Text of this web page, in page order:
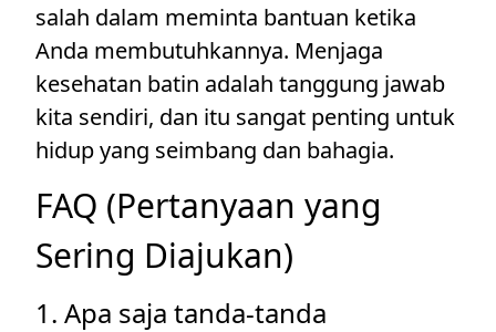
salah dalam meminta bantuan ketika
Anda membutuhkannya. Menjaga
kesehatan batin adalah tanggung jawab
kita sendiri, dan itu sangat penting untuk
hidup yang seimbang dan bahagia.
FAQ (Pertanyaan yang
Sering Diajukan)
1. Apa saja tanda-tanda